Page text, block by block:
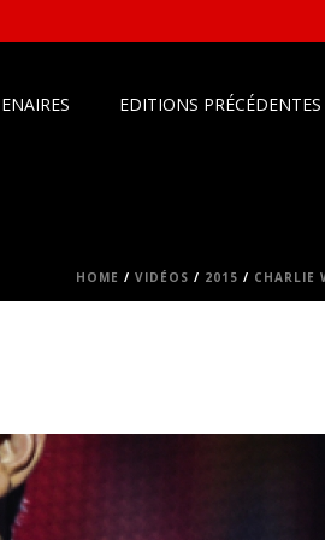
EDITIONS PRÉCÉDENTES
HOME / VIDÉOS / 2015 / CHARLIE